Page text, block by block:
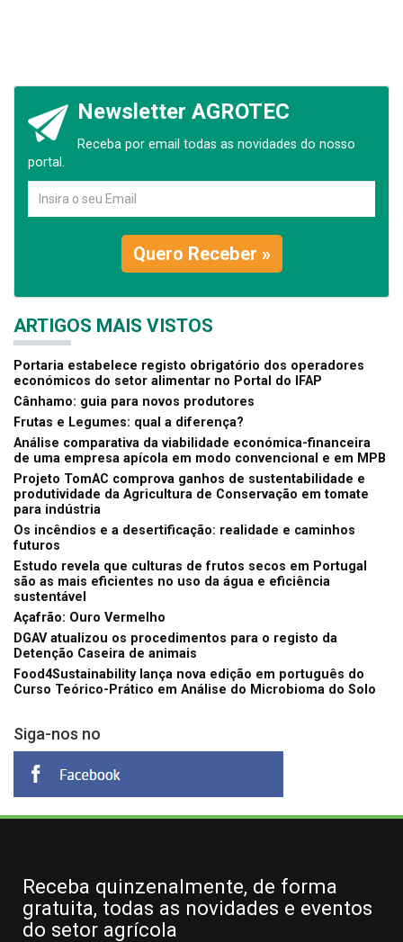
Newsletter AGROTEC
Receba por email todas as novidades do nosso
portal.
Quero Receber »
ARTIGOS MAIS VISTOS
Portaria estabelece registo obrigatório dos operadores
económicos do setor alimentar no Portal do IFAP
Cânhamo: guia para novos produtores
Frutas e Legumes: qual a diferença?
Análise comparativa da viabilidade económica-financeira
de uma empresa apícola em modo convencional e em MPB
Projeto TomAC comprova ganhos de sustentabilidade e
produtividade da Agricultura de Conservação em tomate
para indústria
Os incêndios e a desertificação: realidade e caminhos
futuros
Estudo revela que culturas de frutos secos em Portugal
são as mais eficientes no uso da água e eficiência
sustentável
Açafrão: Ouro Vermelho
DGAV atualizou os procedimentos para o registo da
Detenção Caseira de animais
Food4Sustainability lança nova edição em português do
Curso Teórico-Prático em Análise do Microbioma do Solo
Siga-nos no
Receba quinzenalmente, de forma
gratuita, todas as novidades e eventos
do setor agrícola